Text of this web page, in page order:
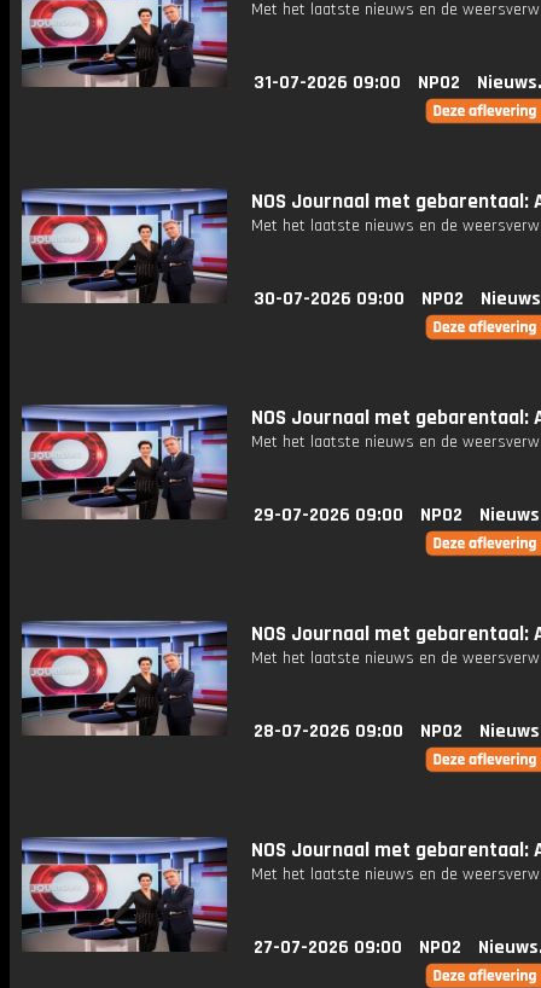
Met het laatste nieuws en de
31-07-2026 09:00 NPO2
NOS Journaal met gebarentaal:
Met het laatste nieuws en de
30-07-2026 09:00 NPO2
NOS Journaal met gebarentaal:
Met het laatste nieuws en de
29-07-2026 09:00 NPO2
NOS Journaal met gebarentaal:
Met het laatste nieuws en de
28-07-2026 09:00 NPO2
NOS Journaal met gebarentaal:
Met het laatste nieuws en de
27-07-2026 09:00 NPO2